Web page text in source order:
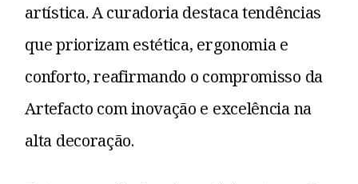
artística. A curadoria destaca tendências
que priorizam estética, ergonomia e
conforto, reafirmando o compromisso da
Artefacto com inovação e excelência na
alta decoração.